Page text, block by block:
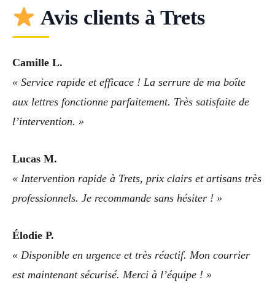
Avis clients à Trets
Camille L.
« Service rapide et efficace ! La serrure de ma boîte
aux lettres fonctionne parfaitement. Très satisfaite de
l’intervention. »
Lucas M.
« Intervention rapide à Trets, prix clairs et artisans très
professionnels. Je recommande sans hésiter ! »
Élodie P.
« Disponible en urgence et très réactif. Mon courrier
est maintenant sécurisé. Merci à l’équipe ! »